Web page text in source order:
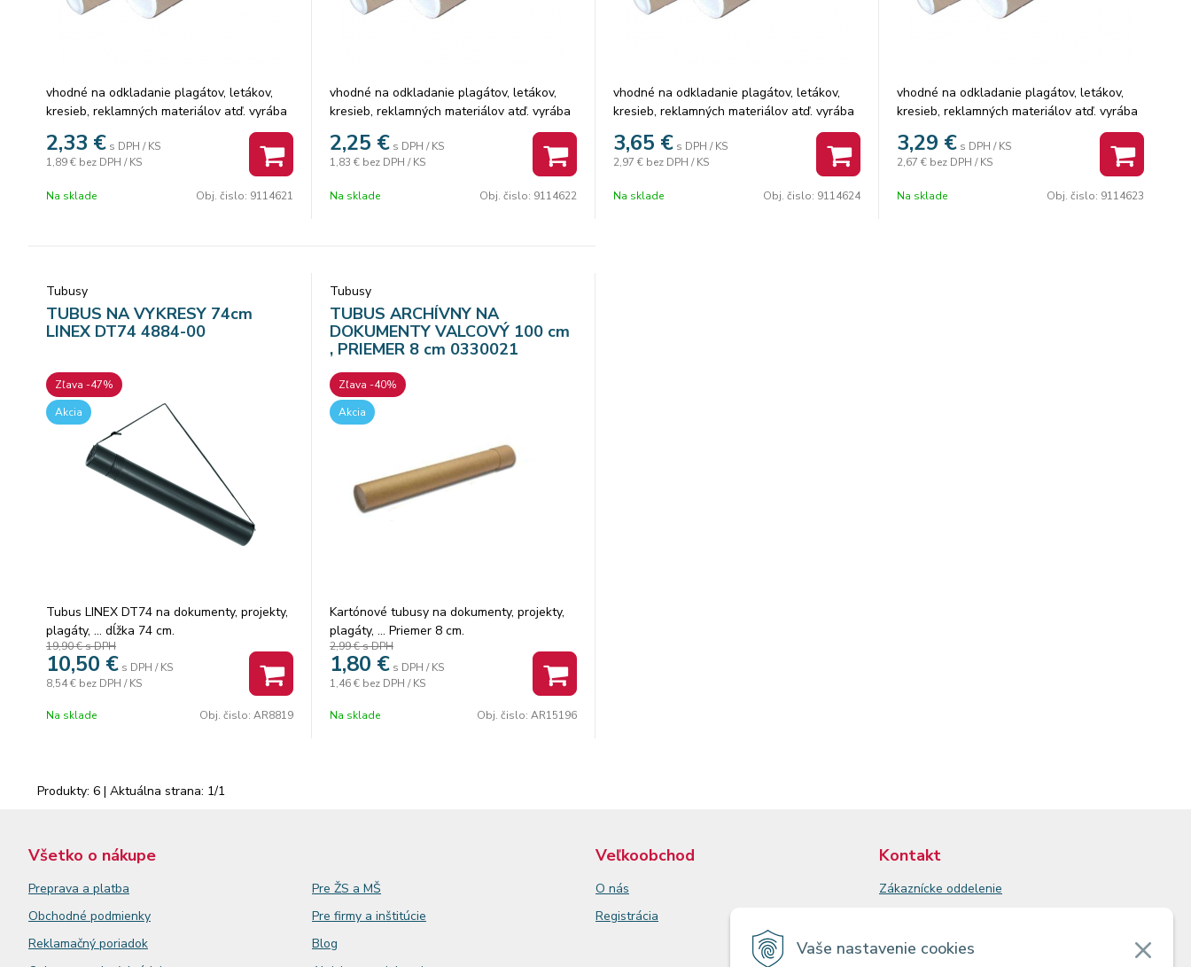
Vaše nastavenie cookies
vhodné na odkladanie plagátov, letákov,
kresieb, reklamných materiálov atď. vyrába
sa z hnedého vodeodolného kartónu so
špirálovým vyhotovením uzatvárajú sa
plastovým uzáverom v dvoch rôznych
plagátov: B2 až B0 objednávateľné po kuse
2,33 € s DPH / KS
1,89 € bez DPH / KS
Na sklade Obj. čislo: 9114621
vhodné na odkladanie plagátov, letákov,
kresieb, reklamných materiálov atď. vyrába
sa z hnedého vodeodolného kartónu so
špirálovým vyhotovením uzatvárajú sa
plastovým uzáverom v dvoch rôznych
plagátov: B2 až B0 objednávateľné po kuse
2,25 € s DPH / KS
1,83 € bez DPH / KS
Na sklade Obj. čislo: 9114622
vhodné na odkladanie plagátov, letákov,
kresieb, reklamných materiálov atď. vyrába
sa z hnedého vodeodolného kartónu so
špirálovým vyhotovením uzatvárajú sa
plastovým uzáverom v dvoch rôznych
plagátov: B2 až B0 objednávateľné po kuse
3,65 € s DPH / KS
2,97 € bez DPH / KS
Na sklade Obj. čislo: 9114624
vhodné na odkladanie plagátov, letákov,
kresieb, reklamných materiálov atď. vyrába
sa z hnedého vodeodolného kartónu so
špirálovým vyhotovením uzatvárajú sa
plastovým uzáverom v dvoch rôznych
plagátov: B2 až B0 objednávateľné po kuse
3,29 € s DPH / KS
2,67 € bez DPH / KS
Na sklade Obj. čislo: 9114623
Tubusy
TUBUS NA VYKRESY 74cm
LINEX DT74 4884-00
Zľava -47%
Akcia
Tubus LINEX DT74 na dokumenty, projekty,
plagáty, ... dĺžka 74 cm.
19,90 €s DPH
10,50 € s DPH / KS
8,54 € bez DPH / KS
Na sklade Obj. čislo: AR8819
Tubusy
TUBUS ARCHÍVNY NA
DOKUMENTY VALCOVÝ 100 cm
, PRIEMER 8 cm 0330021
Zľava -40%
Akcia
Kartónové tubusy na dokumenty, projekty,
plagáty, ... Priemer 8 cm.
2,99 €s DPH
1,80 € s DPH / KS
1,46 € bez DPH / KS
Na sklade Obj. čislo: AR15196
Produkty: 6 | Aktuálna strana: 1/1
Všetko o nákupe
Preprava a platba
Obchodné podmienky
Reklamačný poriadok
Pre ŽS a MŠ
Pre firmy a inštitúcie
Blog
Veľkoobchod
O nás
Registrácia
Kontakt
Zákaznícke oddelenie
Odberné miesta